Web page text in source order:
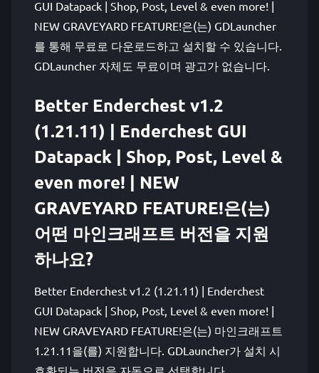
GUI Datapack | Shop, Post, Level & even more! |
NEW GRAVEYARD FEATURE!은(는) GDLauncher
를 통해 무료로 다운로드하고 설치할 수 있습니다.
GDLauncher 자체도 무료이며 광고가 없습니다.
Better Enderchest v1.2
(1.21.11) | Enderchest GUI
Datapack | Shop, Post, Level &
even more! | NEW
GRAVEYARD FEATURE!은(는)
어떤 마인크래프트 버전을 지원
하나요?
Better Enderchest v1.2 (1.21.11) | Enderchest
GUI Datapack | Shop, Post, Level & even more! |
NEW GRAVEYARD FEATURE!은(는) 마인크래프트
1.21.11을(를) 지원합니다. GDLauncher가 설치 시
호환되는 버전을 자동으로 선택합니다.